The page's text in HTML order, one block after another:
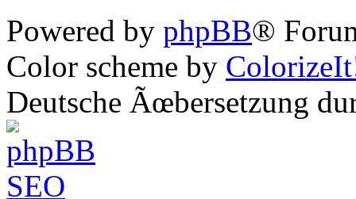
Powered by phpBB®
Color scheme by
Deutsche Ãœbersetzung